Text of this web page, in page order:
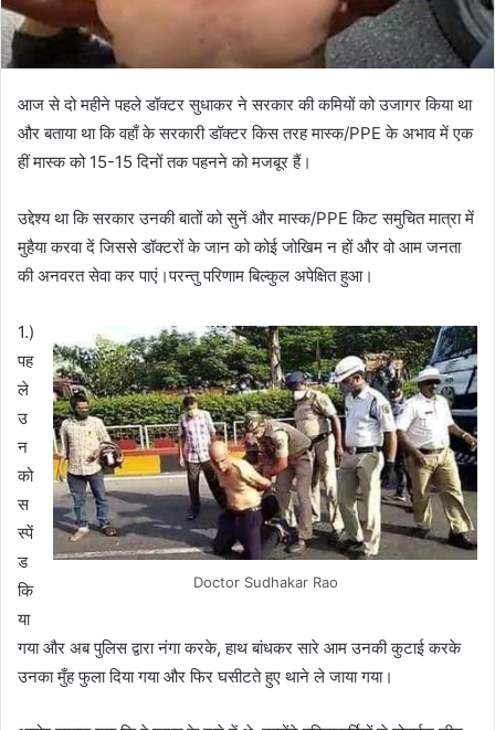
आज से दो महीने पहले डॉक्टर सुधाकर ने सरकार की कमियों को उजागर किया था
और बताया था कि वहाँ के सरकारी डॉक्टर किस तरह मास्क/PPE के अभाव में एक
हीं मास्क को 15-15 दिनों तक पहनने को मजबूर हैं।
उद्देश्य था कि सरकार उनकी बातों को सुनें और मास्क/PPE किट समुचित मात्रा में
मुहैया करवा दें जिससे डॉक्टरों के जान को कोई जोखिम न हों और वो आम जनता
की अनवरत सेवा कर पाएं।परन्तु परिणाम बिल्कुल अपेक्षित हुआ।
Doctor Sudhakar Rao
1.)
पह
ले
उ
न
को
स
स्पें
ड
कि
या
गया और अब पुलिस द्वारा नंगा करके, हाथ बांधकर सारे आम उनकी कुटाई करके
उनका मुँह फुला दिया गया और फिर घसीटते हुए थाने ले जाया गया।